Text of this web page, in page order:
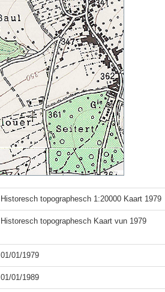
Historesch topographesch 1:20000 Kaart 1979
Historesch topographesch Kaart vun 1979
01/01/1979
01/01/1989